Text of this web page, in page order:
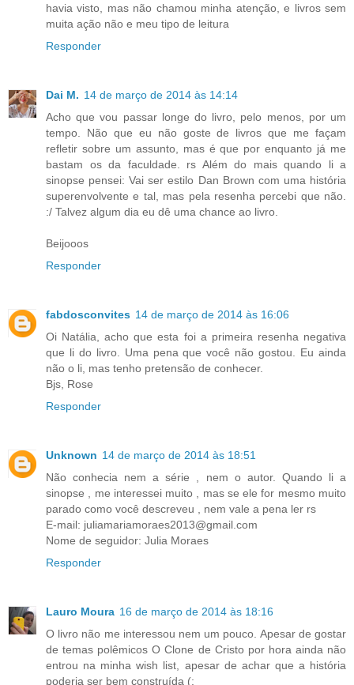
havia visto, mas não chamou minha atenção, e livros sem
muita ação não e meu tipo de leitura
Responder
Dai M. 14 de março de 2014 às 14:14
Acho que vou passar longe do livro, pelo menos, por um
tempo. Não que eu não goste de livros que me façam
refletir sobre um assunto, mas é que por enquanto já me
bastam os da faculdade. rs Além do mais quando li a
sinopse pensei: Vai ser estilo Dan Brown com uma história
superenvolvente e tal, mas pela resenha percebi que não.
:/ Talvez algum dia eu dê uma chance ao livro.
Beijooos
Responder
fabdosconvites 14 de março de 2014 às 16:06
Oi Natália, acho que esta foi a primeira resenha negativa
que li do livro. Uma pena que você não gostou. Eu ainda
não o li, mas tenho pretensão de conhecer.
Bjs, Rose
Responder
Unknown 14 de março de 2014 às 18:51
Não conhecia nem a série , nem o autor. Quando li a
sinopse , me interessei muito , mas se ele for mesmo muito
parado como você descreveu , nem vale a pena ler rs
E-mail: juliamariamoraes2013@gmail.com
Nome de seguidor: Julia Moraes
Responder
Lauro Moura 16 de março de 2014 às 18:16
O livro não me interessou nem um pouco. Apesar de gostar
de temas polêmicos O Clone de Cristo por hora ainda não
entrou na minha wish list, apesar de achar que a história
poderia ser bem construída (: